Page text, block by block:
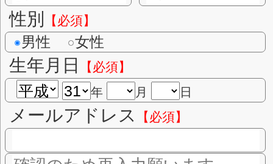
ﾌﾘｶﾞﾅ【必須】
性別【必須】
男性 女性